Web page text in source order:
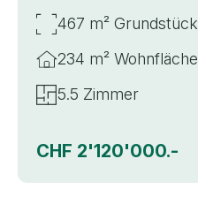
467 m² Grundstück
234 m² Wohnfläche
5.5 Zimmer
CHF 2'120'000.-